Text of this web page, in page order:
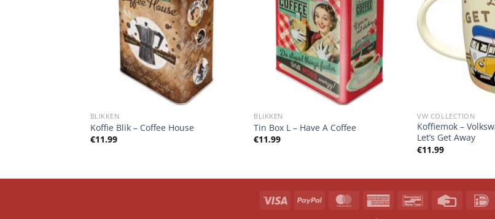
BLIKKEN
Koffie Blik – Coffee House
€11.99
BLIKKEN
Tin Box L – Have A Coffee
€11.99
VW COLLECTION
Koffiemok –
Let’s Get Away
€11.99